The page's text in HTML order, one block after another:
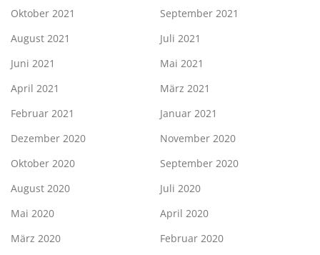
Oktober 2021
September 2021
August 2021
Juli 2021
Juni 2021
Mai 2021
April 2021
März 2021
Februar 2021
Januar 2021
Dezember 2020
November 2020
Oktober 2020
September 2020
August 2020
Juli 2020
Mai 2020
April 2020
März 2020
Februar 2020